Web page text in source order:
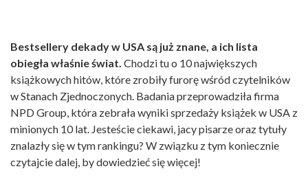
Bestsellery dekady w USA są już znane, a ich lista
obiegła właśnie świat. Chodzi tu o 10 największych
książkowych hitów, które zrobiły furorę wśród czytelników
w Stanach Zjednoczonych. Badania przeprowadziła firma
NPD Group, która zebrała wyniki sprzedaży książek w USA z
minionych 10 lat. Jesteście ciekawi, jacy pisarze oraz tytuły
znalazły się w tym rankingu? W związku z tym koniecznie
czytajcie dalej, by dowiedzieć się więcej!